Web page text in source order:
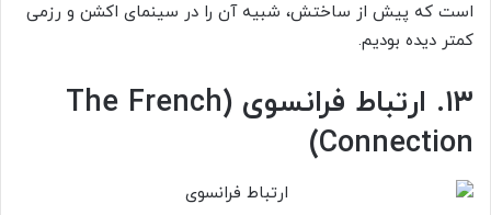
است که پیش از ساختش، شبیه آن را در سینمای اکشن و رزمی
کمتر دیده بودیم.
۱۳. ارتباط فرانسوی (The French
Connection)